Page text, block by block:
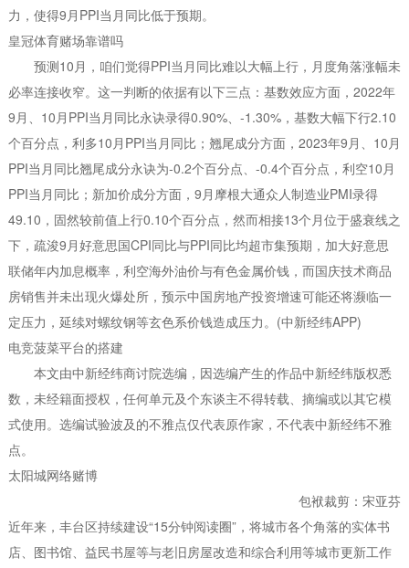
力，使得9月PPI当月同比低于预期。
皇冠体育赌场靠谱吗
预测10月，咱们觉得PPI当月同比难以大幅上行，月度角落涨幅未
必率连接收窄。这一判断的依据有以下三点：基数效应方面，2022年
9月、10月PPI当月同比永诀录得0.90%、-1.30%，基数大幅下行2.10
个百分点，利多10月PPI当月同比；翘尾成分方面，2023年9月、10月
PPI当月同比翘尾成分永诀为-0.2个百分点、-0.4个百分点，利空10月
PPI当月同比；新加价成分方面，9月摩根大通众人制造业PMI录得
49.10，固然较前值上行0.10个百分点，然而相接13个月位于盛衰线之
下，疏浚9月好意思国CPI同比与PPI同比均超市集预期，加大好意思
联储年内加息概率，利空海外油价与有色金属价钱，而国庆技术商品
房销售并未出现火爆处所，预示中国房地产投资增速可能还将濒临一
定压力，延续对螺纹钢等玄色系价钱造成压力。(中新经纬APP)
电竞菠菜平台的搭建
本文由中新经纬商讨院选编，因选编产生的作品中新经纬版权悉
数，未经籍面授权，任何单元及个东谈主不得转载、摘编或以其它模
式使用。选编试验波及的不雅点仅代表原作家，不代表中新经纬不雅
点。
太阳城网络赌博
包袱裁剪：宋亚芬
近年来，丰台区持续建设“15分钟阅读圈”，将城市各个角落的实体书
店、图书馆、益民书屋等与老旧房屋改造和综合利用等城市更新工作